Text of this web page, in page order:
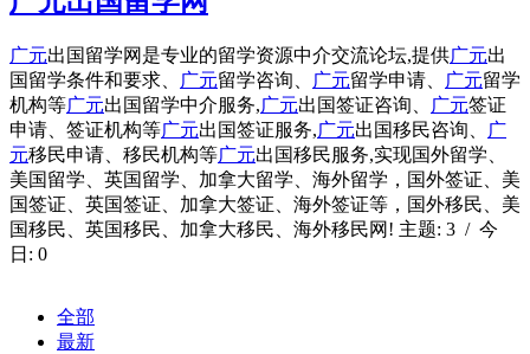
广元出国留学网是专业的留学资源中介交流论坛,提供广元出
国留学条件和要求、
广元留学咨询、 广元留学申请、 广元留学
机构等广元出国留学中介服务,广元出国签证咨询、 广元签证
申请、签证机构等广元出国签证服务,广元出国移民咨询、
广
元移民申请、移民机构等广元出国移民服务,实现国外留学、
美国留学、英国留学、加拿大留学、海外留学，国外签证、美
国签证、英国签证、加拿大签证、海外签证等，国外移民、美
国移民、英国移民、加拿大移民、海外移民网! 主题: 3 / 今
日: 0
全部
最新